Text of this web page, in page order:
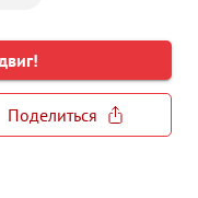
Поделиться